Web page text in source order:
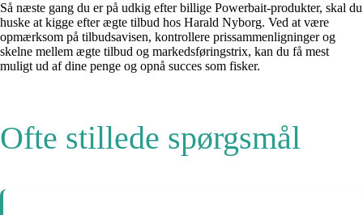
Så næste gang du er på udkig efter billige Powerbait-produkter, skal du
huske at kigge efter ægte tilbud hos Harald Nyborg. Ved at være
opmærksom på tilbudsavisen, kontrollere prissammenligninger og
skelne mellem ægte tilbud og markedsføringstrix, kan du få mest
muligt ud af dine penge og opnå succes som fisker.
Ofte stillede spørgsmål